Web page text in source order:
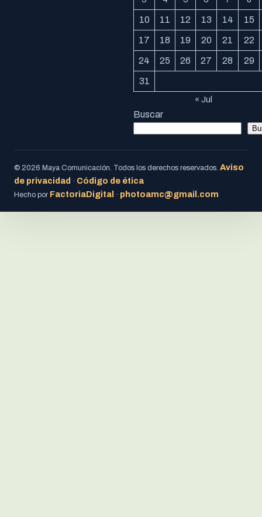
10 11 12 13 14 15
17 18 19 20 21 22
24 25 26 27 28 29
31
« Jul
Buscar
© 2026 Maya Comunicación. Todos los derechos reservados. Aviso
de privacidad · Código de ética
Hecho por FactoriaDigital · photoamc@gmail.com